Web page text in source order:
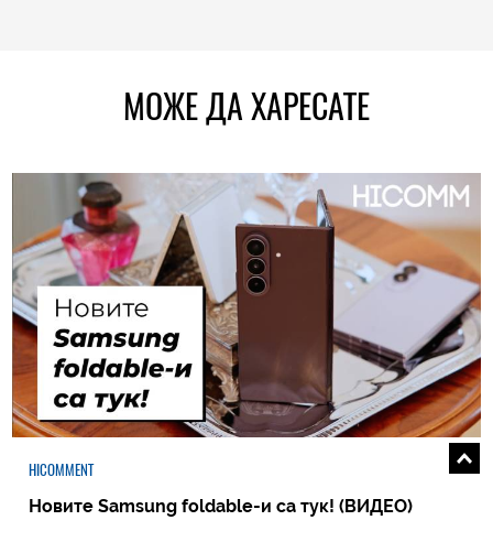
МОЖЕ ДА ХАРЕСАТЕ
HICOMMENT
Новите Samsung foldable-и са тук! (ВИДЕО)